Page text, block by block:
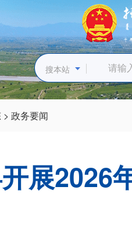
搜本站
> 政务要闻
展2026